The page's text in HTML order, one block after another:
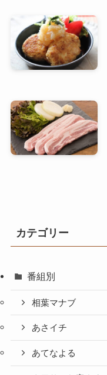
カテゴリー
番組別
相葉マナブ
あさイチ
あてなよる